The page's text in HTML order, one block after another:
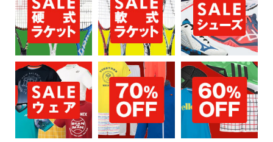
お買い物を続ける カートへ進む